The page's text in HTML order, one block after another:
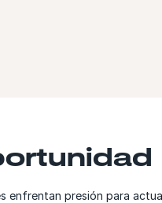
enfrentan presión para